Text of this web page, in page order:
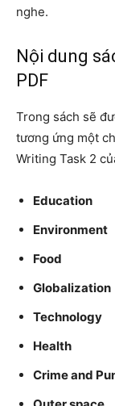
nghe.
Nội dung
PDF
Trong sách sẽ
tương ứng một
Writing Task 2
Education
Environment
Food
Globalization
Technology
Health
Crime and